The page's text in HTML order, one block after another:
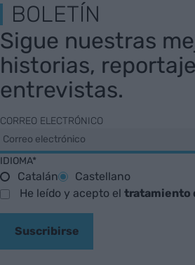
BOLETÍN
Sigue nuestras
historias,
entrevistas.
CORREO ELECTRÓNICO
IDIOMA*
Catalán
Castellano
He leído y acepto el tratamiento
Suscribirse